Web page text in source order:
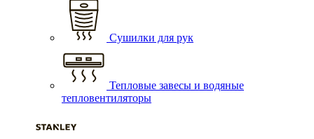
Сушилки для рук
Тепловые завесы и водяные
тепловентиляторы